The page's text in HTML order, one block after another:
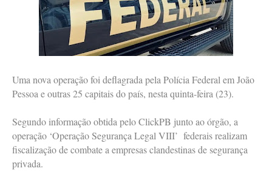
Uma nova operação foi deflagrada pela Polícia Federal em João
Pessoa e outras 25 capitais do país, nesta quinta-feira (23).
Segundo informação obtida pelo ClickPB junto ao órgão, a
operação ‘Operação Segurança Legal VIII’ federais realizam
fiscalização de combate a empresas clandestinas de segurança
privada.